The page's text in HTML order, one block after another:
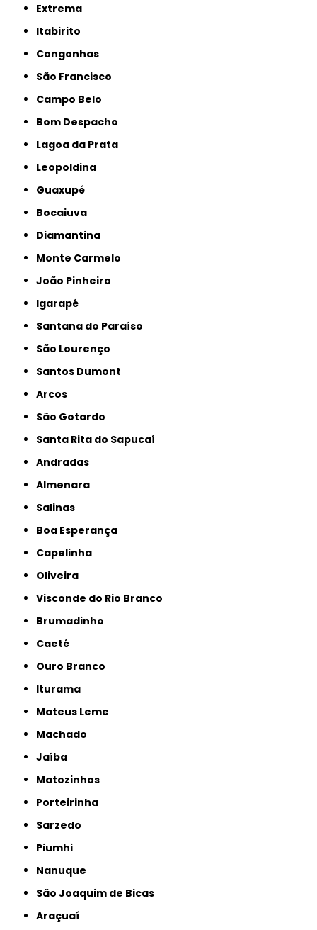
Extrema
Itabirito
Congonhas
São Francisco
Campo Belo
Bom Despacho
Lagoa da Prata
Leopoldina
Guaxupé
Bocaiuva
Diamantina
Monte Carmelo
João Pinheiro
Igarapé
Santana do Paraíso
São Lourenço
Santos Dumont
Arcos
São Gotardo
Santa Rita do Sapucaí
Andradas
Almenara
Salinas
Boa Esperança
Capelinha
Oliveira
Visconde do Rio Branco
Brumadinho
Caeté
Ouro Branco
Iturama
Mateus Leme
Machado
Jaíba
Matozinhos
Porteirinha
Sarzedo
Piumhi
Nanuque
São Joaquim de Bicas
Araçuaí